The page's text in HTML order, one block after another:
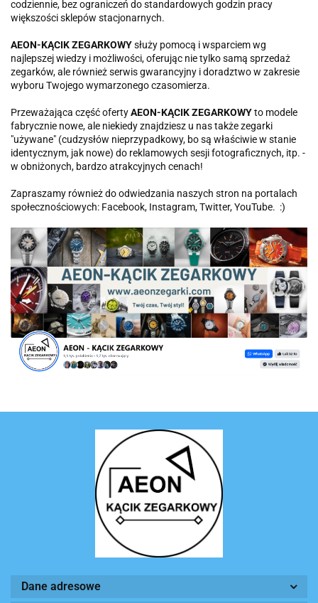
codziennie, bez ograniczeń do standardowych godzin pracy
większości sklepów stacjonarnych.
AEON-KĄCIK ZEGARKOWYsłuży pomocą i wsparciem wg
najlepszej wiedzy i możliwości, oferując nie tylko samą sprzedaż
zegarków, ale również serwis gwarancyjny i doradztwo w zakresie
wyboru Twojego wymarzonego czasomierza.
Przeważająca część ofertyAEON-KĄCIK ZEGARKOWYto modele
fabrycznie nowe, ale niekiedy znajdziesz u nas także zegarki
"używane" (cudzysłów nieprzypadkowy, bo są właściwie w stanie
identycznym, jak nowe) do reklamowych sesji fotograficznych, itp. -
w obniżonych, bardzo atrakcyjnych cenach!
Zapraszamy również do odwiedzania naszych stron na portalach
społecznościowych: Facebook, Instagram, Twitter, YouTube. :)
Dane adresowe